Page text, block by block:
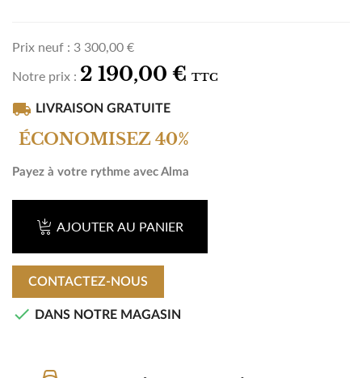
Prix neuf : 3 300,00 €
Notre prix : 2 190,00 € TTC
local_shipping LIVRAISON GRATUITE
ÉCONOMISEZ 40%
Payez à votre rythme avec Alma
AJOUTER AU PANIER
CONTACTEZ-NOUS
 DANS NOTRE MAGASIN